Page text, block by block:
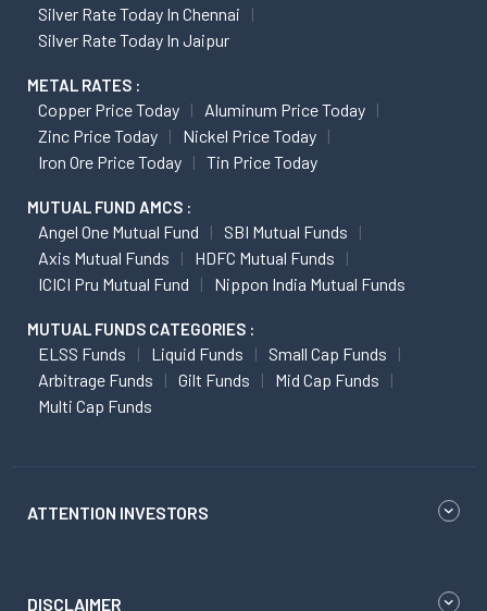
Silver Rate Today In Chennai
Silver Rate Today In Jaipur
METAL RATES :
Copper Price Today
Aluminum Price Today
Zinc Price Today
Nickel Price Today
Iron Ore Price Today
Tin Price Today
MUTUAL FUND AMCS :
Angel One Mutual Fund
SBI Mutual Funds
Axis Mutual Funds
HDFC Mutual Funds
ICICI Pru Mutual Fund
Nippon India Mutual Funds
MUTUAL FUNDS CATEGORIES :
ELSS Funds Liquid Funds
Small Cap Funds
Arbitrage Funds
Gilt Funds
Mid Cap Funds
Multi Cap Funds
ATTENTION INVESTORS
DISCLAIMER